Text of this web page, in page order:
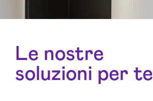
Le nostre
soluzioni per te